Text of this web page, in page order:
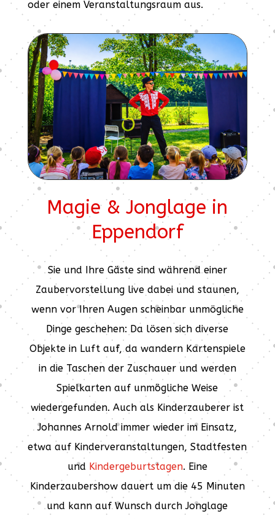
oder einem Veranstaltungsraum aus.
Magie & Jonglage in
Eppendorf
Sie und Ihre Gäste sind während einer
Zaubervorstellung live dabei und staunen,
wenn vor Ihren Augen scheinbar unmögliche
Dinge geschehen: Da lösen sich diverse
Objekte in Luft auf, da wandern Kartenspiele
in die Taschen der Zuschauer und werden
Spielkarten auf unmögliche Weise
wiedergefunden. Auch als Kinderzauberer ist
Johannes Arnold immer wieder im Einsatz,
etwa auf Kinderveranstaltungen, Stadtfesten
und Kindergeburtstagen. Eine
Kinderzaubershow dauert um die 45 Minuten
und kann auf Wunsch durch Jonglage